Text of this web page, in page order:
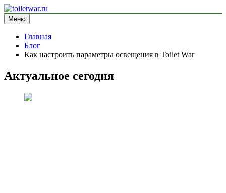
Перейти
к
содержимому
toiletwar.ru
информационный сайт
Меню
Главная
Блог
Как настроить параметры освещения в Toilet War
Актуальное сегодня